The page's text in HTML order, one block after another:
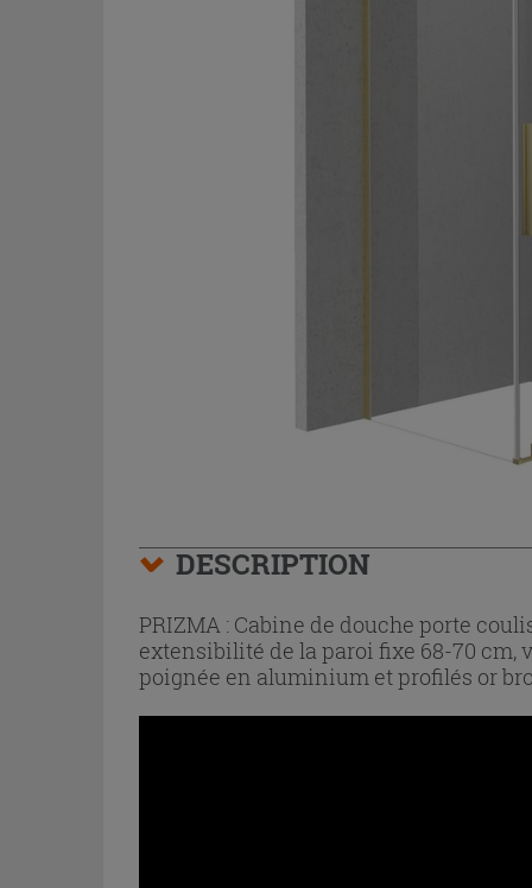
DESCRIPTION
PRIZMA : Cabine de douche porte
extensibilité de la paroi fixe 68-70
poignée en aluminium et profilés or